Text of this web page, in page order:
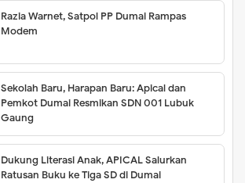
Razia Warnet, Satpol PP Dumai Rampas
Modem
Sekolah Baru, Harapan Baru: Apical dan
Pemkot Dumai Resmikan SDN 001 Lubuk
Gaung
Dukung Literasi Anak, APICAL Salurkan
Ratusan Buku ke Tiga SD di Dumai